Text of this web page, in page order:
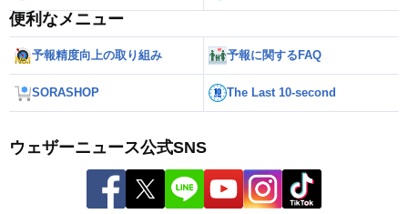
便利なメニュー
予報精度向上の取り組み 予報に関するFAQ
SORASHOP The Last 10-second
ウェザーニュース公式SNS